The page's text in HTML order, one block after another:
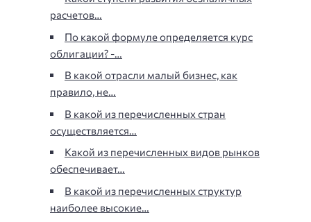
расчетов…
По какой формуле определяется курс
облигации? -…
В какой отрасли малый бизнес, как
правило, не…
В какой из перечисленных стран
осуществляется…
Какой из перечисленных видов рынков
обеспечивает…
В какой из перечисленных структур
наиболее высокие…